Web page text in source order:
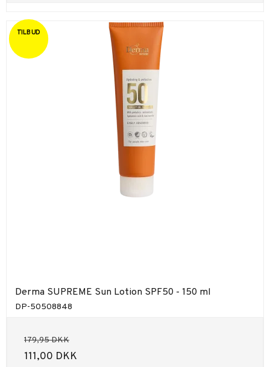
TILBUD
Derma SUPREME Sun Lotion SPF50 - 150 ml
DP-50508848
179,95 DKK
111,00 DKK